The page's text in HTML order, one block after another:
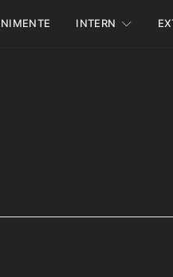
INTERN